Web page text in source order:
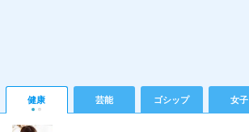
健康 芸能 ゴシップ 女子